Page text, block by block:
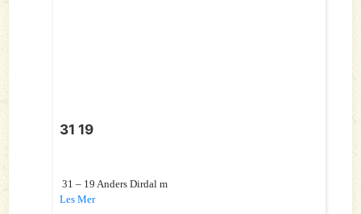
31 19
31 – 19 Anders Dirdal m
Les Mer